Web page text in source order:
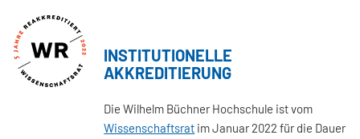
INSTITUTIONELLE
AKKREDITIERUNG
Die Wilhelm Büchner Hochschule ist vom
Wissenschaftsrat im Januar 2022 für die Dauer